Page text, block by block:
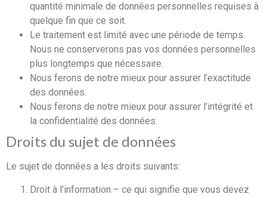
quantité minimale de données personnelles requises à
quelque fin que ce soit.
Le traitement est limité avec une période de temps.
Nous ne conserverons pas vos données personnelles
plus longtemps que nécessaire.
Nous ferons de notre mieux pour assurer l’exactitude
des données.
Nous ferons de notre mieux pour assurer l’intégrité et
la confidentialité des données.
Droits du sujet de données
Le sujet de données a les droits suivants:
Droit à l’information – ce qui signifie que vous devez